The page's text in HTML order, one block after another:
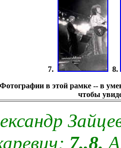
7.
8.
Фотографии в этой рамке -- в
чтобы
7.,8.